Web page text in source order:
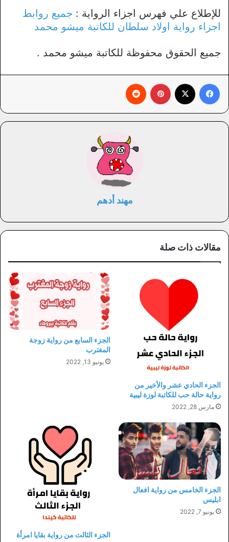
للإطلاع علي فهرس اجزاء الرواية : جميع روابط
اجزاء رواية اولاد سلطان للكاتبة ميشو محمد
جميع الحقوق محفوظة للكاتبة ميشو محمد .
مهند أدهم
مقالات ذات صلة
الجزء الحادي عشر والأخير من
رواية حالة حب للكاتبة لوزة ليبية
مارس 28, 2022
الجزء السابع من رواية زوجة
المغترب
يونيو 13, 2022
الجزء الخامس من رواية افعال
ابليس
يونيو 7, 2022
الجزء الثالث من رواية بقايا امرأة